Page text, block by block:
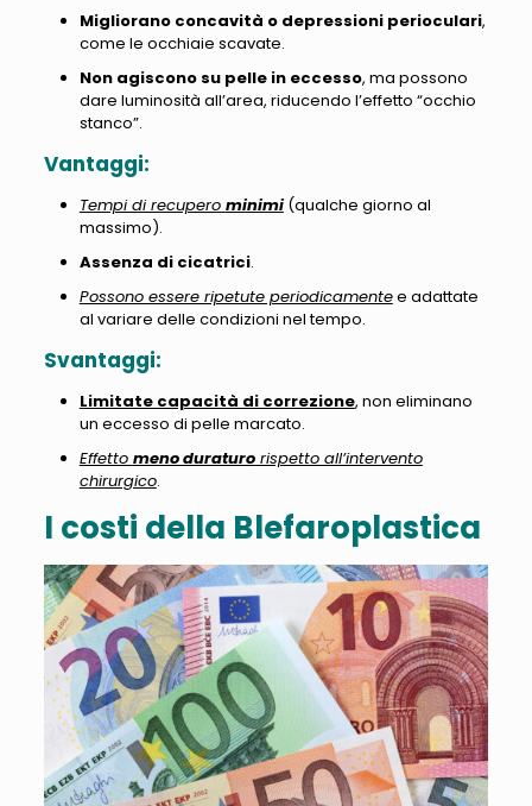
Migliorano concavità o depressioni perioculari,
come le occhiaie scavate.
Non agiscono su pelle in eccesso, ma possono
dare luminosità all’area, riducendo l’effetto “occhio
stanco”.
Vantaggi:
Tempi di recupero minimi(qualche giorno al
massimo).
Assenza di cicatrici.
Possono essere ripetute periodicamentee adattate
al variare delle condizioni nel tempo.
Svantaggi:
Limitate capacità di correzione, non eliminano
un eccesso di pelle marcato.
Effetto meno duraturorispetto all’intervento
chirurgico.
I costi della Blefaroplastica